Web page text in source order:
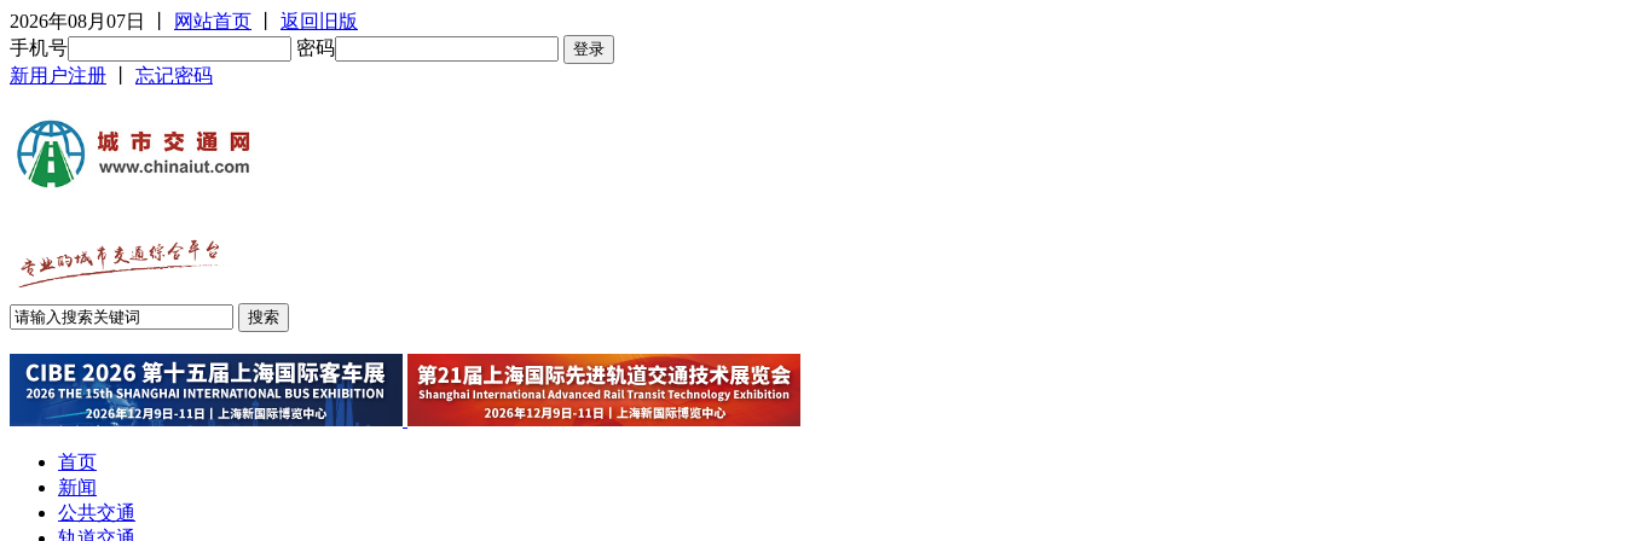
2026年08月07日 网站首页
返回旧版
手机号
密码
新用户注册
忘记密码
首页
新闻
公共交通